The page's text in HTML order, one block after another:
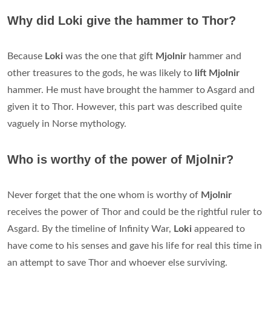
Why did Loki give the hammer to Thor?
Because Loki was the one that gift Mjolnir hammer and
other treasures to the gods, he was likely to lift Mjolnir
hammer. He must have brought the hammer to Asgard and
given it to Thor. However, this part was described quite
vaguely in Norse mythology.
Who is worthy of the power of Mjolnir?
Never forget that the one whom is worthy of Mjolnir
receives the power of Thor and could be the rightful ruler to
Asgard. By the timeline of Infinity War, Loki appeared to
have come to his senses and gave his life for real this time in
an attempt to save Thor and whoever else surviving.